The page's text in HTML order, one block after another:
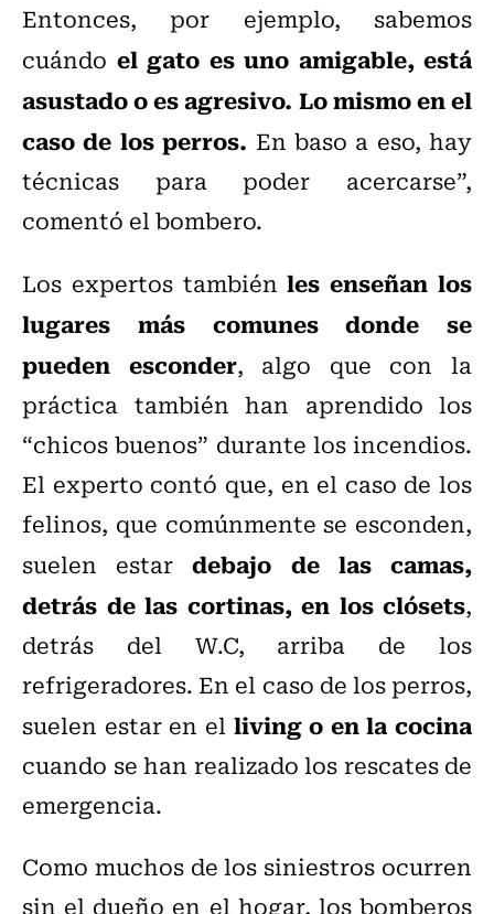
Entonces, por ejemplo, sabemos
cuándo el gato es uno amigable, está
asustado o es agresivo. Lo mismo en el
caso de los perros. En baso a eso, hay
técnicas para poder acercarse”,
comentó el bombero.
Los expertos tambiénles enseñan los
lugares más comunes donde se
pueden esconder, algo que con la
práctica también han aprendido los
“chicos buenos” durante los incendios.
El experto contó que, en el caso de los
felinos, que comúnmente se esconden,
suelen estardebajo de las camas,
detrás de las cortinas, en los clósets,
detrás del W.C, arriba de los
refrigeradores. En el caso de los perros,
suelen estar en el living o en la cocina
cuando se han realizado los rescates de
emergencia.
Como muchos de los siniestros ocurren
sin el dueño en el hogar, los bomberos